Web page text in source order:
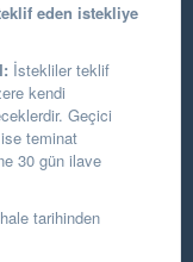
eden istekliye
İstekliler teklif
kendi
Geçici
teminat
30 gün ilave
tarihinden